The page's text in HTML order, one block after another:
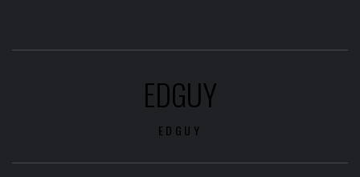
EDGUY
EDGUY